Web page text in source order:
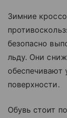
Зимние
безопасно
льду. Они
обеспечивают
поверхности.
Обувь стоит